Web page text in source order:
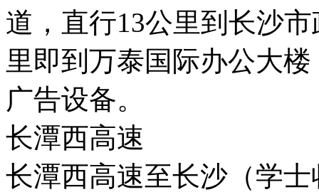
道，直行13公里到长沙
里即到万泰国际办公大
广告设备。
长潭西高速
长潭西高速至长沙（学